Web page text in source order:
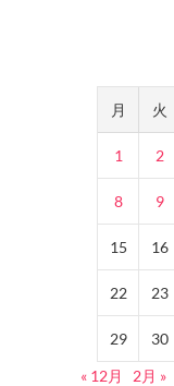
月 火
1 2
8 9
15 16
22 23
29 30
« 12月
2月 »